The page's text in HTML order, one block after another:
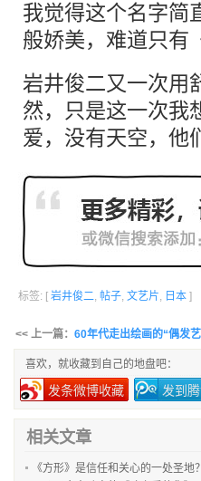
我觉得这个名字简
般娇美，难道只有
岩井俊二又一次用
然，只是这一次我
爱，没有天空，他
标签: [ 岩井俊二, 帖子, 文艺片, 日本 ]
<< 上一篇： 60年代走出绘画的“偶发
喜欢，就收藏到自己的地盘吧：
发条微博收藏 发到
相关文章
《方形》是信任和关心的一处圣地？